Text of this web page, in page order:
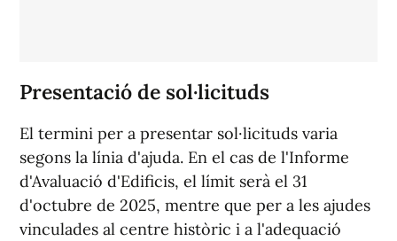
Presentació de sol·licituds
El termini per a presentar sol·licituds varia
segons la línia d'ajuda. En el cas de l'Informe
d'Avaluació d'Edificis, el límit serà el 31
d'octubre de 2025, mentre que per a les ajudes
vinculades al centre històric i a l'adequació